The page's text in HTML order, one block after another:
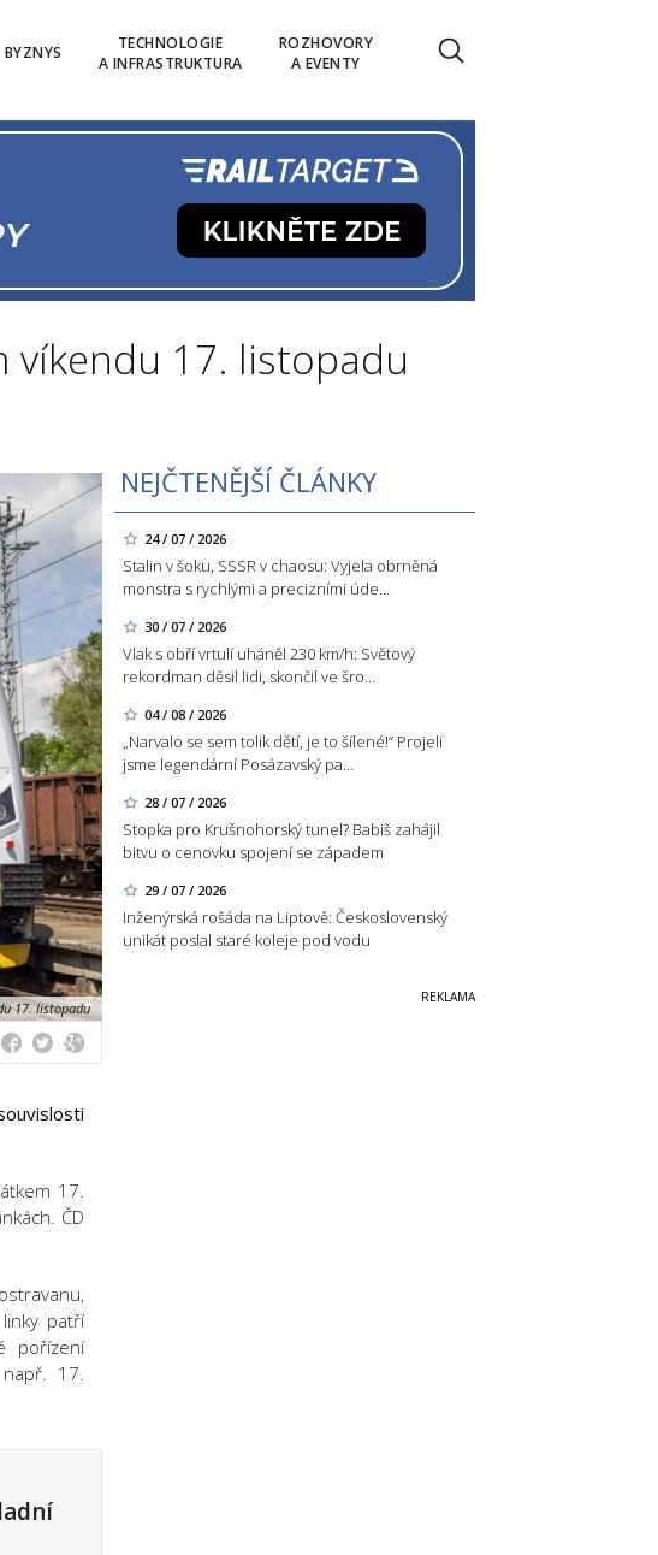
BYZNYS
TECHNOLOGIE
A INFRASTRUKTURA
ROZHOVORY
A EVENTY
víkendu 17. listopadu
NEJČTENĚJŠÍ ČLÁNKY
24 / 07 / 2026
Stalin v šoku, SSSR v chaosu: Vyjela obrněná
monstra s rychlými a precizními úde…
30 / 07 / 2026
Vlak s obří vrtulí uháněl 230 km/h: Světový
rekordman děsil lidi, skončil ve šro…
04 / 08 / 2026
„Narvalo se sem tolik dětí, je to šílené!“ Projeli
jsme legendární Posázavský pa…
28 / 07 / 2026
Stopka pro Krušnohorský tunel? Babiš zahájil
bitvu o cenovku spojení se západem
29 / 07 / 2026
Inženýrská rošáda na Liptově: Československý
unikát poslal staré koleje pod vodu
17. listopadu
17.
ČD
patří
pořízení
17.